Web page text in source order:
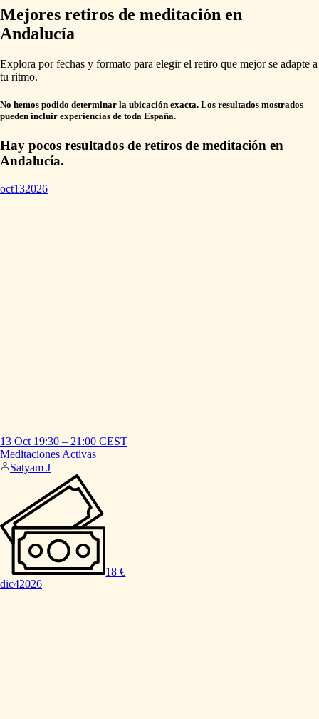
Mejores retiros de meditación en
Andalucía
Explora por fechas y formato para elegir el retiro que mejor se adapte a
tu ritmo.
No hemos podido determinar la ubicación exacta. Los resultados mostrados
pueden incluir experiencias de toda España.
Hay pocos resultados de retiros de meditación en
Andalucía.
oct132026
13 Oct 19:30 – 21:00 CEST
Meditaciones Activas
Satyam J
18 €
dic42026